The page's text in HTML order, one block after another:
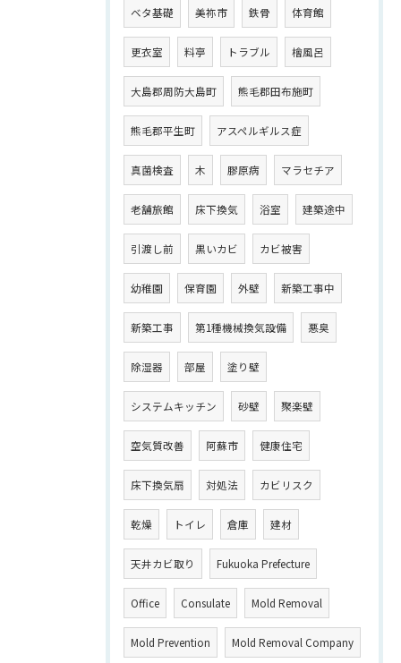
ベタ基礎 美祢市 鉄骨 体育館
更衣室 料亭 トラブル 檜風呂
大島郡周防大島町 熊毛郡田布施町
熊毛郡平生町 アスペルギルス症
真菌検査 木 膠原病 マラセチア
老舗旅館 床下換気 浴室 建築途中
引渡し前 黒いカビ カビ被害
幼稚園 保育園 外壁 新築工事中
新築工事 第1種機械換気設備 悪臭
除湿器 部屋 塗り壁
システムキッチン 砂壁 聚楽壁
空気質改善 阿蘇市 健康住宅
床下換気扇 対処法 カビリスク
乾燥 トイレ 倉庫 建材
天井カビ取り Fukuoka Prefecture
Office Consulate Mold Removal
Mold Prevention Mold Removal Company